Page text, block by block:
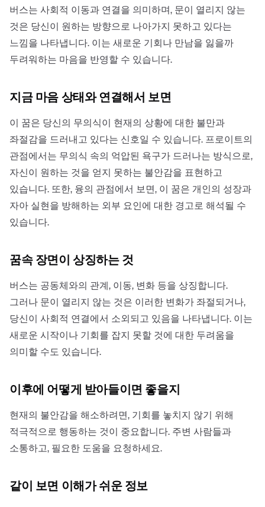
버스는 사회적 이동과 연결을 의미하며, 문이 열리지 않는
것은 당신이 원하는 방향으로 나아가지 못하고 있다는
느낌을 나타냅니다. 이는 새로운 기회나 만남을 잃을까
두려워하는 마음을 반영할 수 있습니다.
지금 마음 상태와 연결해서 보면
이 꿈은 당신의 무의식이 현재의 상황에 대한 불만과
좌절감을 드러내고 있다는 신호일 수 있습니다. 프로이트의
관점에서는 무의식 속의 억압된 욕구가 드러나는 방식으로,
자신이 원하는 것을 얻지 못하는 불안감을 표현하고
있습니다. 또한, 융의 관점에서 보면, 이 꿈은 개인의 성장과
자아 실현을 방해하는 외부 요인에 대한 경고로 해석될 수
있습니다.
꿈속 장면이 상징하는 것
버스는 공동체와의 관계, 이동, 변화 등을 상징합니다.
그러나 문이 열리지 않는 것은 이러한 변화가 좌절되거나,
당신이 사회적 연결에서 소외되고 있음을 나타냅니다. 이는
새로운 시작이나 기회를 잡지 못할 것에 대한 두려움을
의미할 수도 있습니다.
이후에 어떻게 받아들이면 좋을지
현재의 불안감을 해소하려면, 기회를 놓치지 않기 위해
적극적으로 행동하는 것이 중요합니다. 주변 사람들과
소통하고, 필요한 도움을 요청하세요.
같이 보면 이해가 쉬운 정보